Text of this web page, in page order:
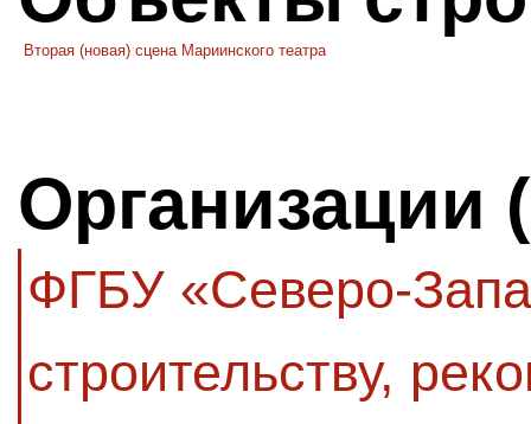
Вторая (новая) сцена Мариинского театра
Организации
ФГБУ «Северо-
строительству,